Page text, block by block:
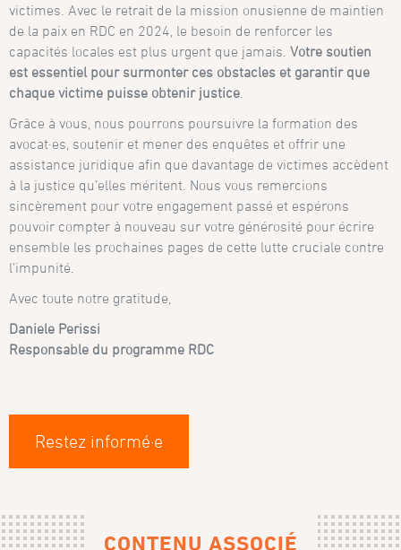
victimes. Avec le retrait de la mission onusienne de maintien
de la paix en RDC en 2024, le besoin de renforcer les
capacités locales est plus urgent que jamais.Votre soutien
est essentiel pour surmonter ces obstacles et garantir que
chaque victime puisse obtenir justice
Grâce à vous, nous pourrons poursuivre la formation des
avocat·es, soutenir et mener des enquêtes et offrir une
assistance juridique afin que davantage de victimes accèdent
à la justice qu’elles méritent. Nous vous remercions
sincèrement pour votre engagement passé et espérons
pouvoir compter à nouveau sur votre générosité pour écrire
ensemble les prochaines pages de cette lutte cruciale contre
l’impunité.
Avec toute notre gratitude,
Daniele Perissi
Responsable du programme RDC
Restez informé·e
CONTENU ASSOCIÉ